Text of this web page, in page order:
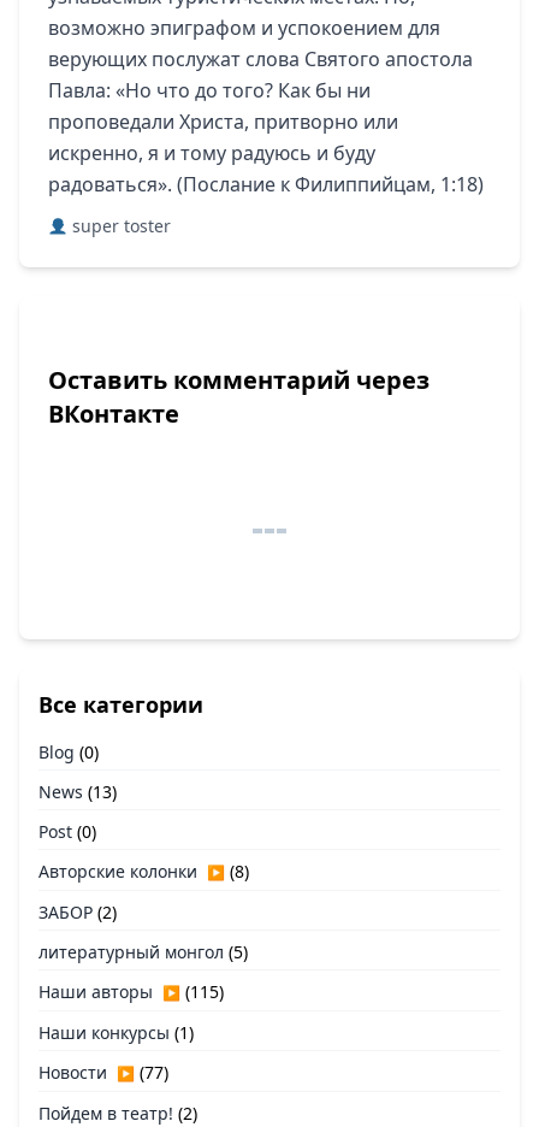
возможно эпиграфом и успокоением для
верующих послужат слова Святого апостола
Павла: «Но что до того? Как бы ни
проповедали Христа, притворно или
искренно, я и тому радуюсь и буду
радоваться». (Послание к Филиппийцам, 1:18)
super toster
Оставить комментарий через
ВКонтакте
Все категории
Blog (0)
News (13)
Post (0)
Авторские колонки ▶ (8)
ЗАБОР (2)
литературный монгол (5)
Наши авторы ▶ (115)
Наши конкурсы (1)
Новости ▶ (77)
Пойдем в театр! (2)